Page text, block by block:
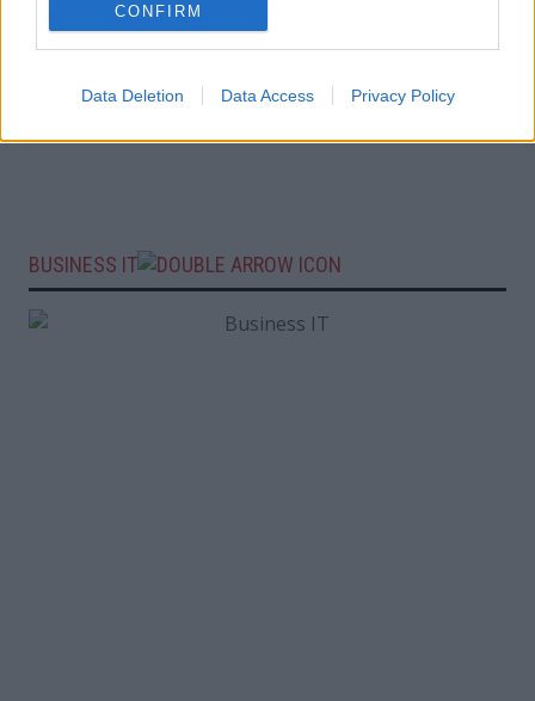
CONFIRM
Data Deletion Data Access Privacy Policy
BUSINESS IT